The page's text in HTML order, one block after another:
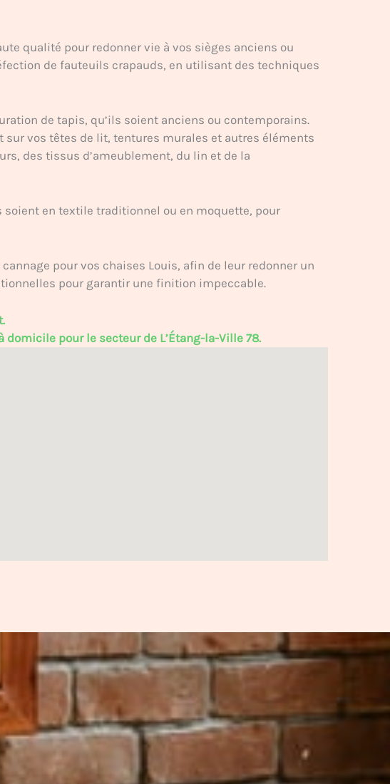
qualité pour redonner vie à vos sièges anciens ou
de fauteuils crapauds, en utilisant des techniques
de tapis, qu’ils soient anciens ou contemporains.
vos têtes de lit, tentures murales et autres éléments
des tissus d’ameublement, du lin et de la
en textile traditionnel ou en moquette, pour
pour vos chaises Louis, afin de leur redonner un
pour garantir une finition impeccable.
pour le secteur de L’Étang-la-Ville 78.